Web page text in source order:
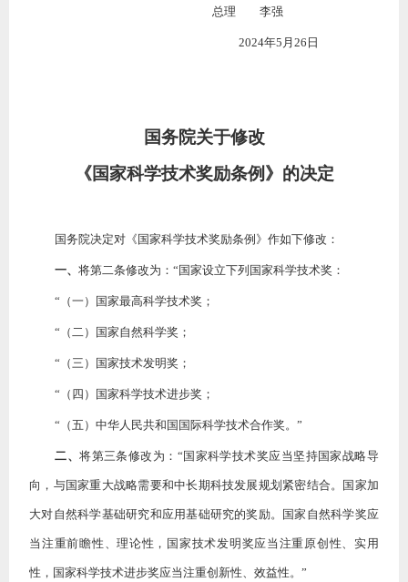
总理 李强
2024年5月26日
国务院关于修改
《国家科学技术奖励条例》的决定
国务院决定对《国家科学技术奖励条例》作如下修改：
一、将第二条修改为：“国家设立下列国家科学技术奖：
“（一）国家最高科学技术奖；
“（二）国家自然科学奖；
“（三）国家技术发明奖；
“（四）国家科学技术进步奖；
“（五）中华人民共和国国际科学技术合作奖。”
二、将第三条修改为： “国家科学技术奖应当坚持国家战略导
向，与国家重大战略需要和中长期科技发展规划紧密结合。国家加
大对自然科学基础研究和应用基础研究的奖励。国家自然科学奖应
当注重前瞻性、理论性，国家技术发明奖应当注重原创性、实用
性，国家科学技术进步奖应当注重创新性、效益性。”